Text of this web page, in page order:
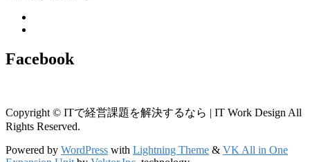
Facebook
Copyright © ITで経営課題を解決するなら | IT Work Design All
Rights Reserved.
Powered by WordPress with Lightning Theme & VK All in One